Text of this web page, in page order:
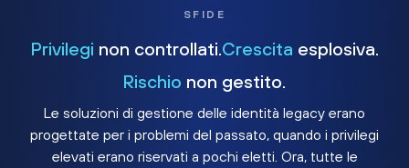
SFIDE
Privilegi non controllati. Crescita esplosiva.
Rischio non gestito.
Le soluzioni di gestione delle identità legacy erano
progettate per i problemi del passato, quando i privilegi
elevati erano riservati a pochi eletti. Ora, tutte le